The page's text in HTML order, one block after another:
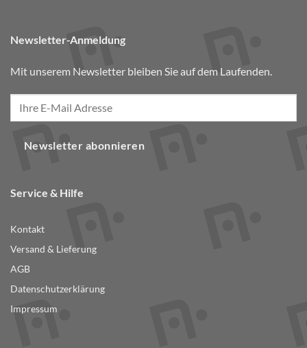
Newsletter-Anmeldung
Mit unserem Newsletter bleiben Sie auf dem Laufenden.
Newsletter abonnieren
Service & Hilfe
Kontakt
Versand & Lieferung
AGB
Datenschutzerklärung
Impressum